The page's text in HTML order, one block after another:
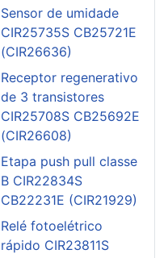
Sensor de umidade
CIR25735S CB25721E
(CIR26636)
Receptor regenerativo
de 3 transistores
CIR25708S CB25692E
(CIR26608)
Etapa push pull classe
B CIR22834S
CB22231E (CIR21929)
Relé fotoelétrico
rápido CIR23811S